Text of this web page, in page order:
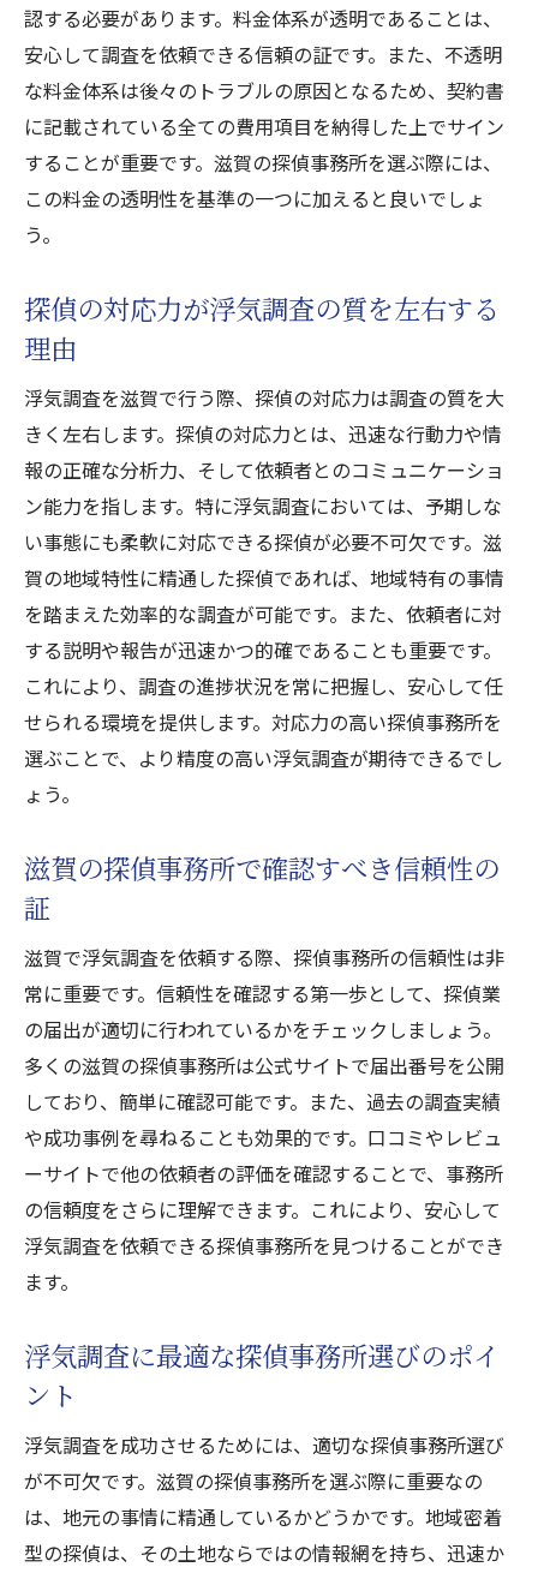
認する必要があります。料金体系が透明であることは、
安心して調査を依頼できる信頼の証です。また、不透明
な料金体系は後々のトラブルの原因となるため、契約書
に記載されている全ての費用項目を納得した上でサイン
することが重要です。滋賀の探偵事務所を選ぶ際には、
この料金の透明性を基準の一つに加えると良いでしょ
う。
探偵の対応力が浮気調査の質を左右する
理由
浮気調査を滋賀で行う際、探偵の対応力は調査の質を大
きく左右します。探偵の対応力とは、迅速な行動力や情
報の正確な分析力、そして依頼者とのコミュニケーショ
ン能力を指します。特に浮気調査においては、予期しな
い事態にも柔軟に対応できる探偵が必要不可欠です。滋
賀の地域特性に精通した探偵であれば、地域特有の事情
を踏まえた効率的な調査が可能です。また、依頼者に対
する説明や報告が迅速かつ的確であることも重要です。
これにより、調査の進捗状況を常に把握し、安心して任
せられる環境を提供します。対応力の高い探偵事務所を
選ぶことで、より精度の高い浮気調査が期待できるでし
ょう。
滋賀の探偵事務所で確認すべき信頼性の
証
滋賀で浮気調査を依頼する際、探偵事務所の信頼性は非
常に重要です。信頼性を確認する第一歩として、探偵業
の届出が適切に行われているかをチェックしましょう。
多くの滋賀の探偵事務所は公式サイトで届出番号を公開
しており、簡単に確認可能です。また、過去の調査実績
や成功事例を尋ねることも効果的です。口コミやレビュ
ーサイトで他の依頼者の評価を確認することで、事務所
の信頼度をさらに理解できます。これにより、安心して
浮気調査を依頼できる探偵事務所を見つけることができ
ます。
浮気調査に最適な探偵事務所選びのポイ
ント
浮気調査を成功させるためには、適切な探偵事務所選び
が不可欠です。滋賀の探偵事務所を選ぶ際に重要なの
は、地元の事情に精通しているかどうかです。地域密着
型の探偵は、その土地ならではの情報網を持ち、迅速か